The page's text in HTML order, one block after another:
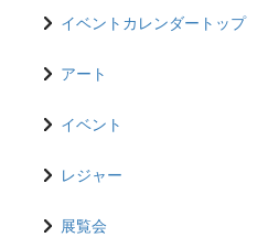
イベントカレンダートップ
アート
イベント
レジャー
展覧会